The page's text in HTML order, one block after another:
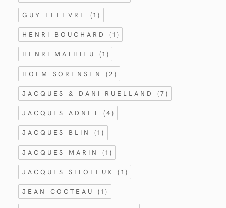
GUY LEFEVRE (1)
HENRI BOUCHARD (1)
HENRI MATHIEU (1)
HOLM SORENSEN (2)
JACQUES & DANI RUELLAND (7)
JACQUES ADNET (4)
JACQUES BLIN (1)
JACQUES MARIN (1)
JACQUES SITOLEUX(1)
JEAN COCTEAU (1)